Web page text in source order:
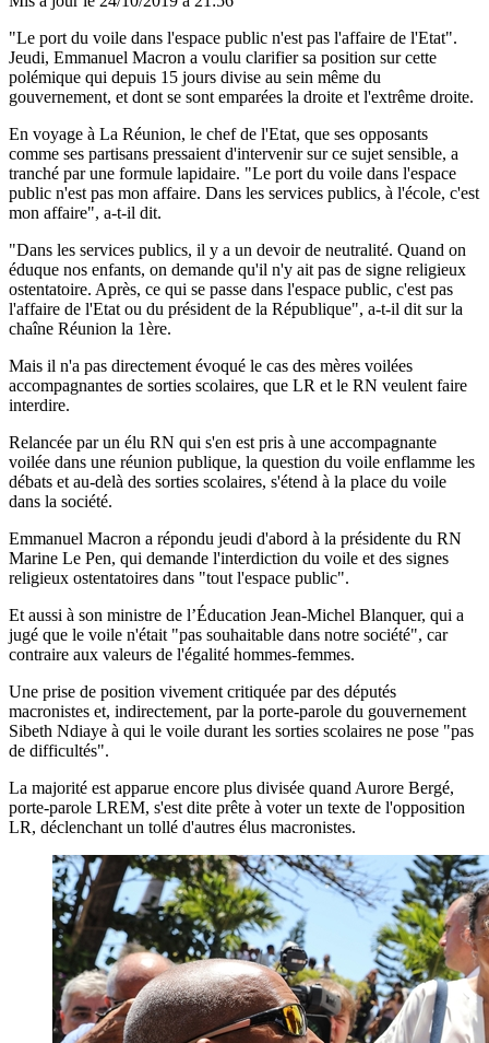
"Le port du voile dans l'espace public n'est pas l'affaire de l'Etat".
Jeudi, Emmanuel Macron a voulu clarifier sa position sur cette
polémique qui depuis 15 jours divise au sein même du
gouvernement, et dont se sont emparées la droite et l'extrême droite.
En voyage à La Réunion, le chef de l'Etat, que ses opposants
comme ses partisans pressaient d'intervenir sur ce sujet sensible, a
tranché par une formule lapidaire. "Le port du voile dans l'espace
public n'est pas mon affaire. Dans les services publics, à l'école, c'est
mon affaire", a-t-il dit.
"Dans les services publics, il y a un devoir de neutralité. Quand on
éduque nos enfants, on demande qu'il n'y ait pas de signe religieux
ostentatoire. Après, ce qui se passe dans l'espace public, c'est pas
l'affaire de l'Etat ou du président de la République", a-t-il dit sur la
chaîne Réunion la 1ère.
Mais il n'a pas directement évoqué le cas des mères voilées
accompagnantes de sorties scolaires, que LR et le RN veulent faire
interdire.
Relancée par un élu RN qui s'en est pris à une accompagnante
voilée dans une réunion publique, la question du voile enflamme les
débats et au-delà des sorties scolaires, s'étend à la place du voile
dans la société.
Emmanuel Macron a répondu jeudi d'abord à la présidente du RN
Marine Le Pen, qui demande l'interdiction du voile et des signes
religieux ostentatoires dans "tout l'espace public".
Et aussi à son ministre de l’Éducation Jean-Michel Blanquer, qui a
jugé que le voile n'était "pas souhaitable dans notre société", car
contraire aux valeurs de l'égalité hommes-femmes.
Une prise de position vivement critiquée par des députés
macronistes et, indirectement, par la porte-parole du gouvernement
Sibeth Ndiaye à qui le voile durant les sorties scolaires ne pose "pas
de difficultés".
La majorité est apparue encore plus divisée quand Aurore Bergé,
porte-parole LREM, s'est dite prête à voter un texte de l'opposition
LR, déclenchant un tollé d'autres élus macronistes.